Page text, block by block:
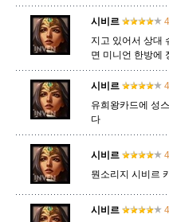
직스 진 질리
카이사 카직스 카타리
시비르
지고 있어서 상대
면 미니언 한방에
시비르
유희왕카드에 성
다
시비르
뭔소리지 시비르
시비르